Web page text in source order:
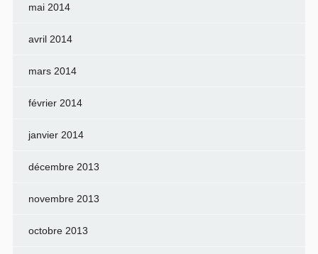
mai 2014
avril 2014
mars 2014
février 2014
janvier 2014
décembre 2013
novembre 2013
octobre 2013